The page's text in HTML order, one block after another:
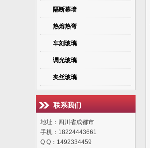
隔断幕墙
热熔热弯
车刻玻璃
调光玻璃
夹丝玻璃
联系我们
地址：四川省成都市
手机：18224443661
Q Q：1492334459